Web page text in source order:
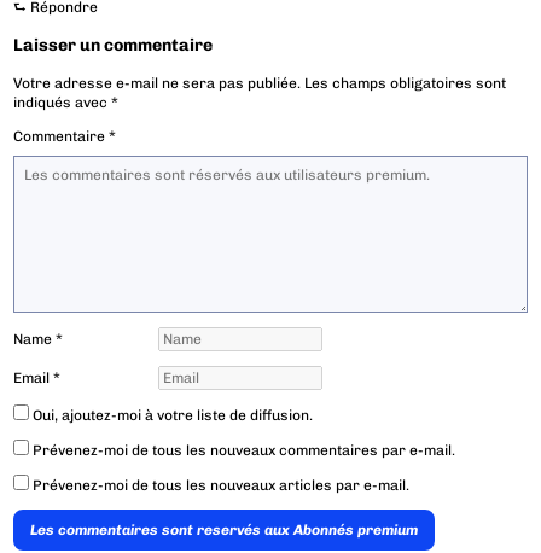
⮑ Répondre
Laisser un commentaire
Votre adresse e-mail ne sera pas publiée. Les champs obligatoires sont
indiqués avec*
Commentaire*
Name*
Email*
Oui, ajoutez-moi à votre liste de diffusion.
Prévenez-moi de tous les nouveaux commentaires par e-mail.
Prévenez-moi de tous les nouveaux articles par e-mail.
Les commentaires sont reservés aux Abonnés premium